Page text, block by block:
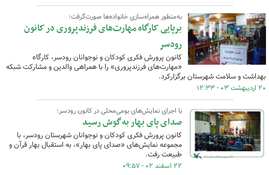
به‌منظور همراه‌سازی خانواده‌ها صورت‌گرفت؛
برپایی کارگاه مهارت‌های فرزندپروری در کانون
رودسر
کانون پرورش فکری کودکان و نوجوانان رودسر، کارگاه
«مهارت‌های فرزندپروری» را با همراهی والدین و مشارکت شبکه
بهداشت و سلامت شهرستان برگزارکرد.
۲۰ اردیبهشت ۰۳ - ۱۲:۳۳
با اجرای نمایش‌های بومی‌محلی در کانون رودسر؛
صدای پای بهار به‌گوش رسید
کانون پرورش فکری کودکان و نوجوانان شهرستان رودسر، با
مجموعه نمایش‌های «صدای پای بهار»، به استقبال بهار قرآن و
طبیعت رفت.
۲۲ اسفند ۰۲ - ۰۹:۵۷